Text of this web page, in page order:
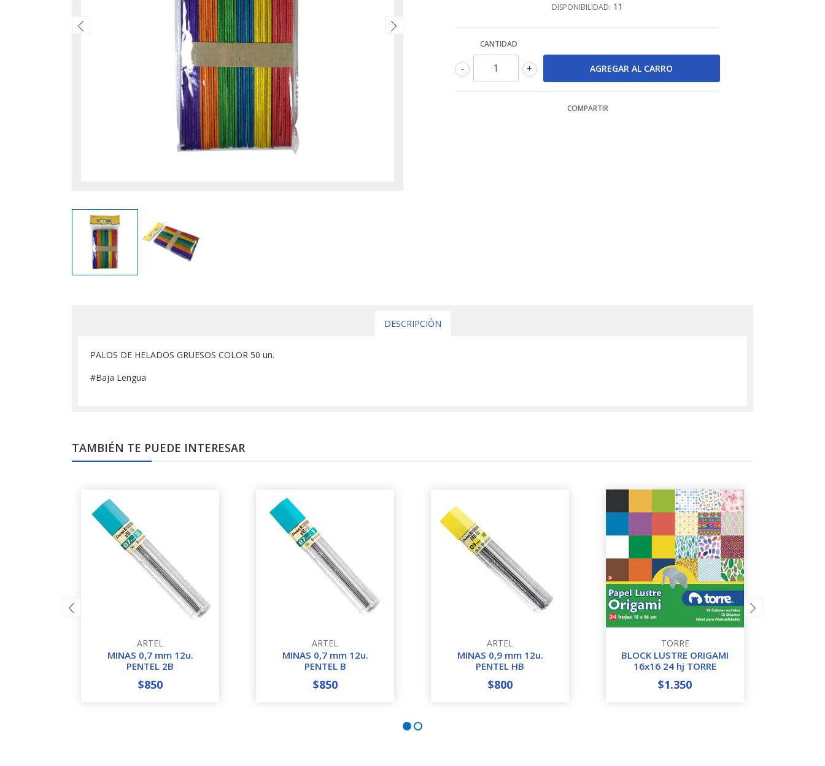
DISPONIBILIDAD: 11
CANTIDAD
+
-
COMPARTIR
DESCRIPCIÓN
PALOS DE HELADOS GRUESOS COLOR 50 un.
#Baja Lengua
TAMBIÉN TE PUEDE INTERESAR
ARTEL
MINAS 0,7 mm 12u.
PENTEL 2B
+
$850
ARTEL
MINAS 0,7 mm 12u.
PENTEL B
+
$850
ARTEL
MINAS 0,9 mm 12u.
PENTEL HB
+
$800
TORRE
BLOCK LUSTRE ORIGAMI
16x16 24 hj TORRE
+
$1.350